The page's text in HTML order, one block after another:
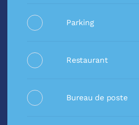
Parking
Restaurant
Bureau de poste